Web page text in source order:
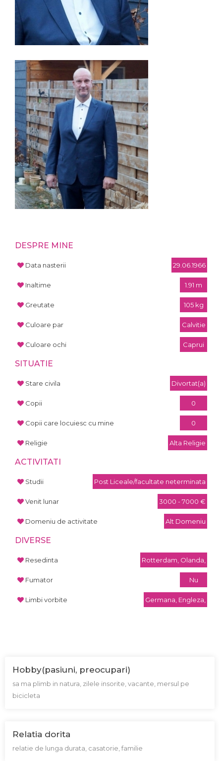
DESPRE MINE
Data nasterii 29.06.1966
Inaltime 1.91 m
Greutate 105 kg
Culoare par Calvitie
Culoare ochi Caprui
SITUATIE
Stare civila Divortat(a)
Copii 0
Copii care locuiesc cu mine 0
Religie Alta Religie
ACTIVITATI
Studii Post Liceale/facultate neterminata
Venit lunar 3000 - 7000 €
Domeniu de activitate Alt Domeniu
DIVERSE
Resedinta Rotterdam, Olanda,
Fumator Nu
Limbi vorbite Germana, Engleza,
Hobby(pasiuni, preocupari)
sa ma plimb in natura, zilele insorite, vacante, mersul pe
bicicleta
Relatia dorita
relatie de lunga durata, casatorie, familie